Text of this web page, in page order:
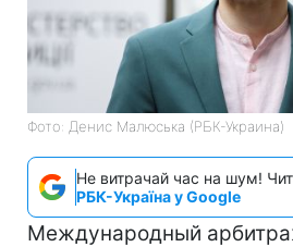
Фото: Денис Малюська (РБК-Украина)
Не витрачай час на шум!
РБК-Україна у Google
Международный